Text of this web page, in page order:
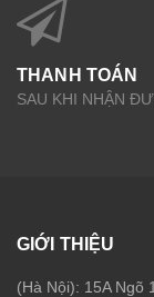
THANH TOÁN
SAU KHI NHẬN
GIỚI THIỆU
(Hà Nội): 15A Ngõ